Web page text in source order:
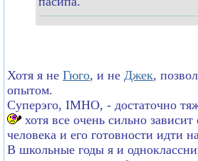
Хотя я не Гюго, и не Джек,
опытом.
Суперэго, IMHO, - достаточно
хотя все очень сильно зависит
человека и его готовности идти
В школьные годы я и